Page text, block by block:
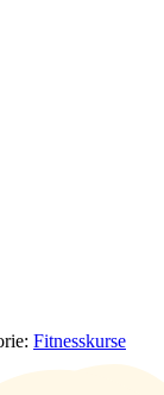
Fitnesskurse